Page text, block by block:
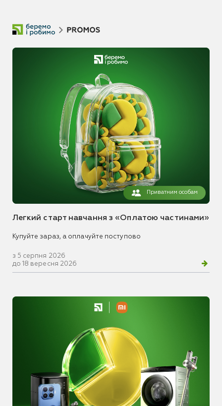
Приватним особам
Легкий старт навчання з «Оплатою частинами»
Купуйте зараз, а оплачуйте поступово
з 5 серпня 2026
до 18 вересня 2026